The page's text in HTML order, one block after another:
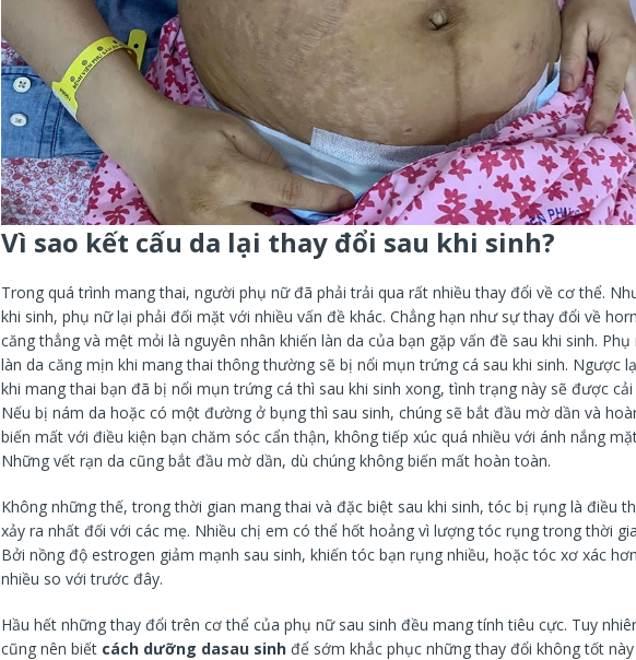
Vì sao kết cấu da lại thay đổi sau khi sinh?
Trong quá trình mang thai, người phụ nữ đã phải trải qua rất nhiều thay đổi về cơ thể.
khi sinh, phụ nữ lại phải đối mặt với nhiều vấn đề khác. Chẳng hạn như sự thay đổi về
căng thẳng và mệt mỏi là nguyên nhân khiến làn da của bạn gặp vấn đề sau khi sinh. Phụ
làn da căng mịn khi mang thai thông thường sẽ bị nổi mụn trứng cá sau khi sinh. Ngược
khi mang thai bạn đã bị nổi mụn trứng cá thì sau khi sinh xong, tình trạng này sẽ được cải
Nếu bị nám da hoặc có một đường ở bụng thì sau sinh, chúng sẽ bắt đầu mờ dần và
biến mất với điều kiện bạn chăm sóc cẩn thận, không tiếp xúc quá nhiều với ánh nắng
Những vết rạn da cũng bắt đầu mờ dần, dù chúng không biến mất hoàn toàn.
Không những thế, trong thời gian mang thai và đặc biệt sau khi sinh, tóc bị rụng là điều
xảy ra nhất đối với các mẹ. Nhiều chị em có thể hốt hoảng vì lượng tóc rụng trong thời
Bởi nồng độ estrogen giảm mạnh sau sinh, khiến tóc bạn rụng nhiều, hoặc tóc xơ xác
nhiều so với trước đây.
Hầu hết những thay đổi trên cơ thể của phụ nữ sau sinh đều mang tính tiêu cực. Tuy
cũng nên biết cách dưỡng dasau sinhđể sớm khắc phục những thay đổi không tốt này